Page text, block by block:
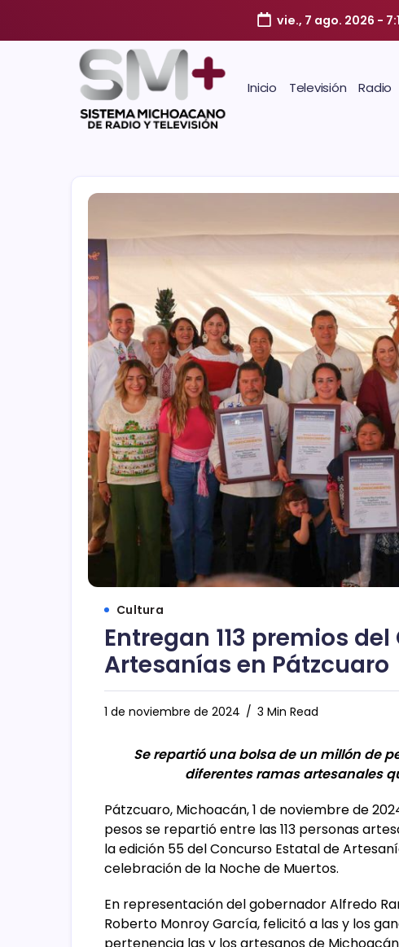
vie., 7 ago. 2026 -
Inicio Televisión Radio
Cultura
Entregan 113 premios
Artesanías en Pátzcuaro
1 de noviembre de 2024 3 Min Read
Se repartió una bolsa de un millón de
diferentes ramas artesanales
Pátzcuaro, Michoacán, 1 de noviembre de
pesos se repartió entre las 113 personas
la edición 55 del Concurso Estatal de
celebración de la Noche de Muertos.
En representación del gobernador Alfredo
Roberto Monroy García, felicitó a las y los